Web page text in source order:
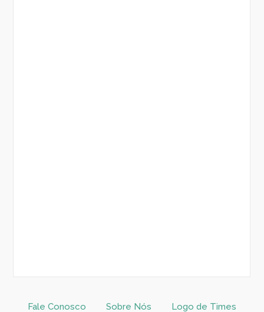
Fale Conosco Sobre Nós Logo de Times